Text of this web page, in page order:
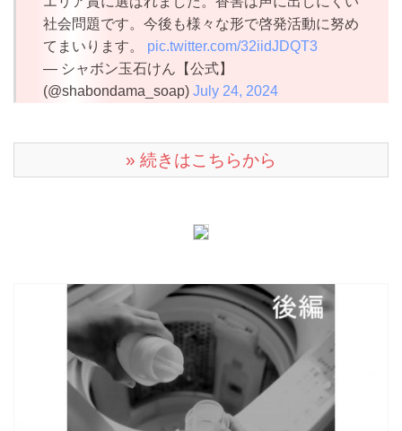
社会問題です。今後も様々な形で啓発活動に努め
てまいります。 pic.twitter.com/32iidJDQT3
— シャボン玉石けん【公式】
(@shabondama_soap) July 24, 2024
» 続きはこちらから